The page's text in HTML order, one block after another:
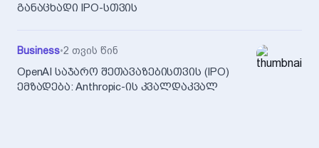
განაცხადი IPO-სთვის
Business•2 თვის წინ
OpenAI საჯარო შეთავაზებისთვის (IPO)
ემზადება: Anthropic-ის კვალდაკვალ